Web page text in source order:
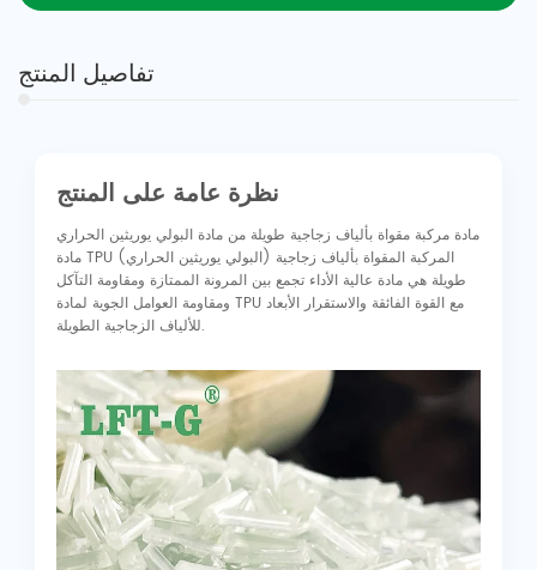
تفاصيل المنتج
نظرة عامة على المنتج
مادة مركبة مقواة بألياف زجاجية طويلة من مادة البولي يوريثين الحراري
مادة TPU (البولي يوريثين الحراري) المركبة المقواة بألياف زجاجية
طويلة هي مادة عالية الأداء تجمع بين المرونة الممتازة ومقاومة التآكل
ومقاومة العوامل الجوية لمادة TPU مع القوة الفائقة والاستقرار الأبعاد
للألياف الزجاجية الطويلة.